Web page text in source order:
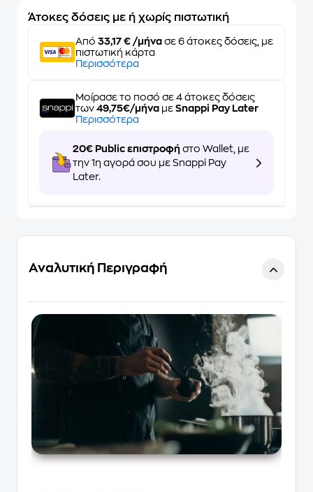
Άτοκες δόσεις με ή χωρίς πιστωτική
Από 33,17 € /μήνα σε 6 άτοκες δόσεις, με
πιστωτική κάρτα
Περισσότερα
Μοίρασε το ποσό σε 4 άτοκες δόσεις
των 49,75€/μήνα με Snappi Pay Later
Περισσότερα
20€ Public επιστροφή στο Wallet, με
την 1η αγορά σου με Snappi Pay
Later.
Αναλυτική Περιγραφή